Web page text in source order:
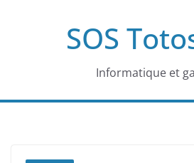
SOS
Informatique et